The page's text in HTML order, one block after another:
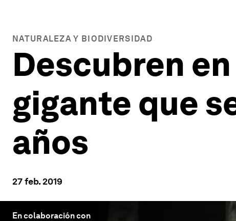
NATURALEZA Y BIODIVERSIDAD
Descubren
gigante que
años
27 feb. 2019
En colaboración con